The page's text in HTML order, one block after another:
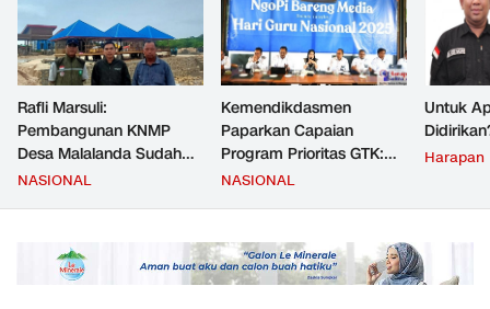
Rafli Marsuli:
Pembangunan KNMP
Desa Malalanda Sudah
Mencapai 69 Persen dan
JMD dan JMF
NASIONAL
Kemendikdasmen
Paparkan Capaian
Program Prioritas GTK:
Kompetensi Meningkat,
NASIONAL
Untuk
Harapan